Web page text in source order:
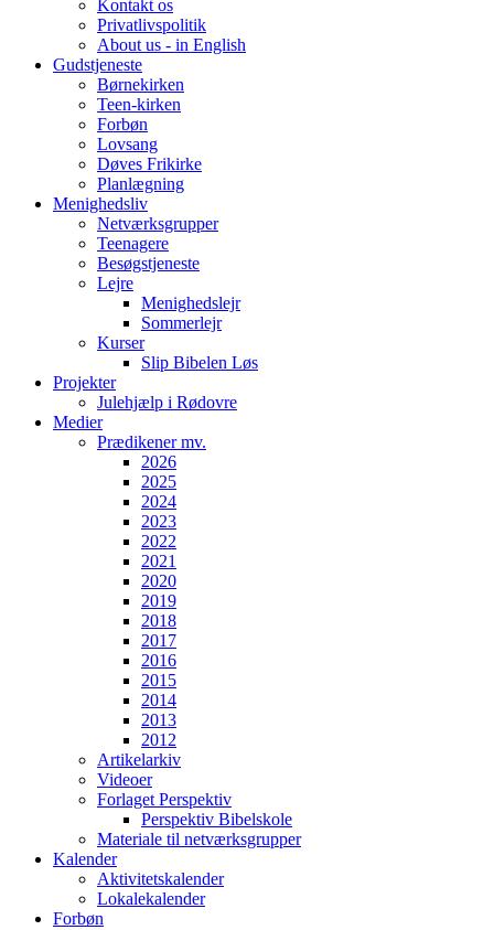
Kontakt os
Privatlivspolitik
About us - in English
Gudstjeneste
Børnekirken
Teen-kirken
Forbøn
Lovsang
Døves Frikirke
Planlægning
Menighedsliv
Netværksgrupper
Teenagere
Besøgstjeneste
Lejre
Menighedslejr
Sommerlejr
Kurser
Slip Bibelen Løs
Projekter
Julehjælp i Rødovre
Medier
Prædikener mv.
2026
2025
2024
2023
2022
2021
2020
2019
2018
2017
2016
2015
2014
2013
2012
Artikelarkiv
Videoer
Forlaget Perspektiv
Perspektiv Bibelskole
Materiale til netværksgrupper
Kalender
Aktivitetskalender
Lokalekalender
Forbøn